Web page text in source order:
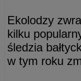
Ekolodzy
kilku
śledzia
w tym roku